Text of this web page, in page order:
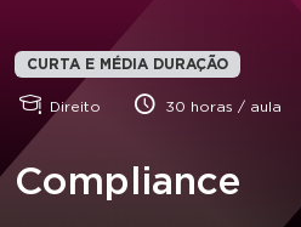
CURTA E MÉDIA DURAÇÃO
Direito 30 horas / aula
Compliance